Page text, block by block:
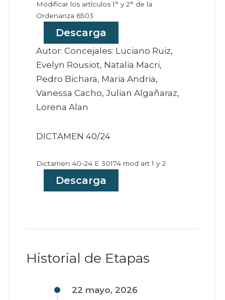
Modificar los artículos 1° y 2° de la
Ordenanza 6503
Descarga
Autor: Concejales: Luciano Ruiz,
Evelyn Rousiot, Natalia Macri,
Pedro Bichara, Maria Andria,
Vanessa Cacho, Julian Algañaraz,
Lorena Alan
DICTAMEN 40/24
Dictamen 40-24 E 30174 mod art 1 y 2
Descarga
Historial de Etapas
22 mayo, 2026